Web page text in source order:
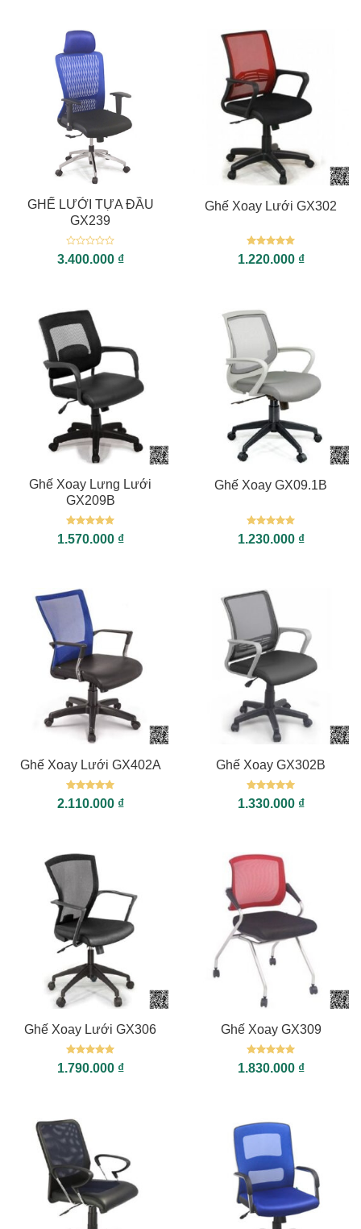
GHẾ LƯỚI TỰA ĐẦU
GX239
Được
xếp
3.400.000 ₫
Ghế Xoay Lưới GX302
Được xếp
hạng55
1.220.000 ₫
Ghế Xoay Lưng Lưới
GX209B
Được xếp
hạng55
1.570.000 ₫
Ghế Xoay GX09.1B
Được xếp
hạng55
1.230.000 ₫
Ghế Xoay Lưới GX402A
Được xếp
hạng55
2.110.000 ₫
Ghế Xoay GX302B
Được xếp
hạng55
1.330.000 ₫
Ghế Xoay Lưới GX306
Được xếp
hạng55
1.790.000 ₫
Ghế Xoay GX309
Được xếp
hạng55
1.830.000 ₫